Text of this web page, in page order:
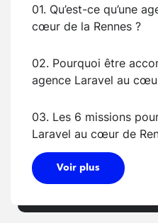
01. Qu’est-ce qu’une
cœur de la Rennes ?
02. Pourquoi être
agence Laravel au
03. Les 6 missions
Laravel au cœur de
Voir plus